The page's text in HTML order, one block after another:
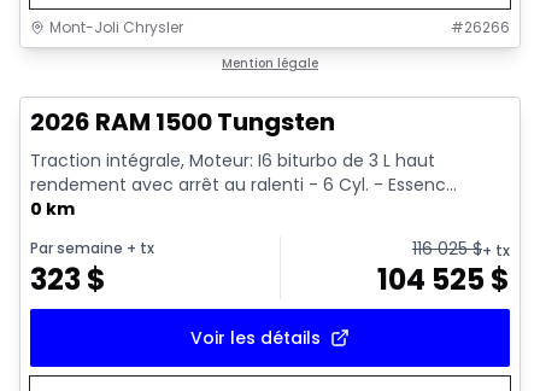
Mont-Joli Chrysler #26266
Mention légale
2026 RAM 1500 Tungsten
Traction intégrale, Moteur: I6 biturbo de 3 L haut
rendement avec arrêt au ralenti - 6 Cyl. - Essenc...
0 km
Par semaine + tx
323$
116 025$+ tx
104 525$
Voir les détails